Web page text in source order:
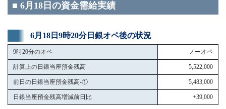
■ 6月18日の資金需給実績
6月18日9時20分日銀オペ後の状況
9時20分のオペ ノーオペ
計算上の日銀当座預金残高 5,522,000
前日の日銀当座預金残高-① 5,483,000
日銀当座預金残高増減前日比 +39,000